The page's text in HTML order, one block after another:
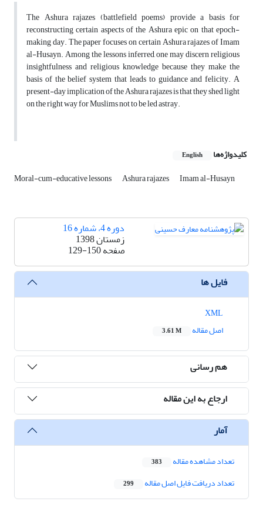
The Ashura rajazes (battlefield poems) provide a basis for
reconstructing certain aspects of the Ashura epic on that epoch-
making day. The paper focuses on certain Ashura rajazes of Imam
al-Husayn. Among the lessons inferred, one may discern religious
insightfulness and religious knowledge because they make the
basis of the belief system that leads to guidance and felicity. A
present-day implication of the Ashura rajazes is that they shed light
on the right way for Muslims not to be led astray.
کلیدواژه‌ها English
Moral-cum-educative lessons Ashura rajazes Imam al-Husayn
دوره 4، شماره 16
زمستان 1398
صفحه129-150
فایل ها
اصل مقاله
3.61 M
هم رسانی
ارجاع به این مقاله
آمار
تعداد مشاهده مقاله 383
تعداد دریافت فایل اصل مقاله 299